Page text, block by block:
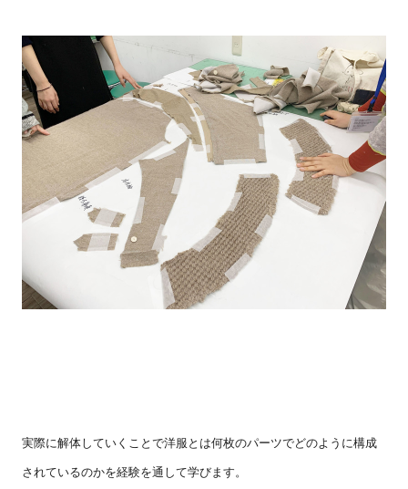
実際に解体していくことで洋服とは何枚のパーツでどのように構成
されているのかを経験を通して学びます。